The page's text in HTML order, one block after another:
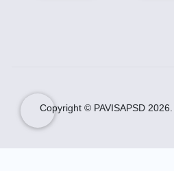
Copyright © PAVISAPSD 2026